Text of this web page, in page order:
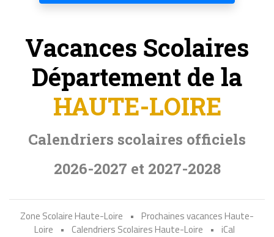
Vacances Scolaires
Département de la
HAUTE-LOIRE
Calendriers scolaires officiels
2026-2027 et 2027-2028
Zone Scolaire Haute-Loire •
Prochaines vacances Haute-
Loire
• Calendriers Scolaires Haute-Loire • iCal